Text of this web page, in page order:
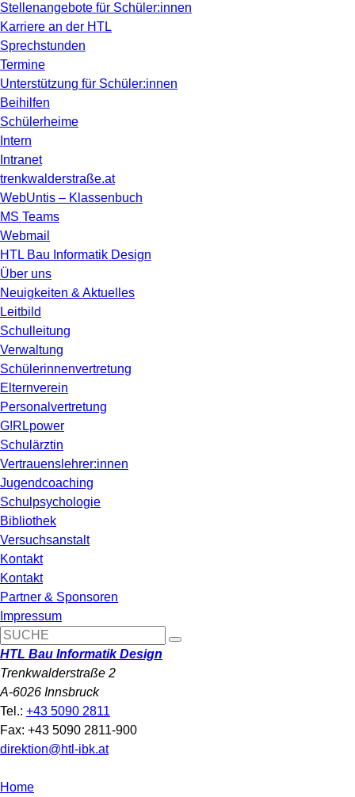
Stellenangebote für Schüler:innen
Karriere an der HTL
Sprechstunden
Termine
Unterstützung für Schüler:innen
Beihilfen
Schülerheime
Intern
Intranet
trenkwalderstraße.at
WebUntis – Klassenbuch
MS Teams
Webmail
HTL Bau Informatik Design
Über uns
Neuigkeiten & Aktuelles
Leitbild
Schulleitung
Verwaltung
Schülerinnenvertretung
Elternverein
Personalvertretung
G!RLpower
Schulärztin
Vertrauenslehrer:innen
Jugendcoaching
Schulpsychologie
Bibliothek
Versuchsanstalt
Kontakt
Kontakt
Partner & Sponsoren
Impressum
HTL Bau Informatik Design
Trenkwalderstraße 2
A-6026 Innsbruck
Tel.: +43 5090 2811
Fax: +43 5090 2811-900
direktion@htl-ibk.at
Home